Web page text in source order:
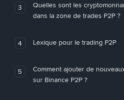
3
Quelles sont les
dans la zone de trades P2P ?
4 Lexique pour le trading P2P
5
Comment ajouter de
sur Binance P2P ?